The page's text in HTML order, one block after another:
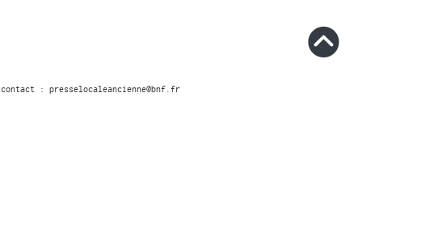
contact : presselocaleancienne@bnf.fr